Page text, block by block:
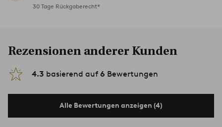
30 Tage Rückgaberecht*
Rezensionen anderer Kunden
4.3 basierend auf 6 Bewertungen
Alle Bewertungen anzeigen (4)